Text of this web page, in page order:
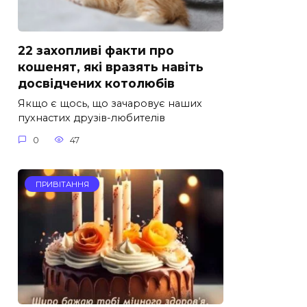
22 захопливі факти про
кошенят, які вразять навіть
досвідчених котолюбів
Якщо є щось, що зачаровує наших
пухнастих друзів-любителів
0 47
ПРИВІТАННЯ